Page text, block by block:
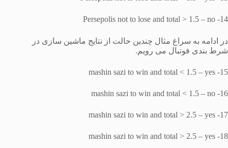
14- Persepolis not to lose and total > 1.5 – no
در ادامه به سراغ مثال چندین حالت از نتایج ماشین سازی در
شرط بندی فوتبال می رویم.
15- mashin sazi to win and total < 1.5 – yes
16- mashin sazi to win and total < 1.5 – no
17- mashin sazi to win and total > 2.5 – yes
18- mashin sazi to win and total > 2.5 – yes